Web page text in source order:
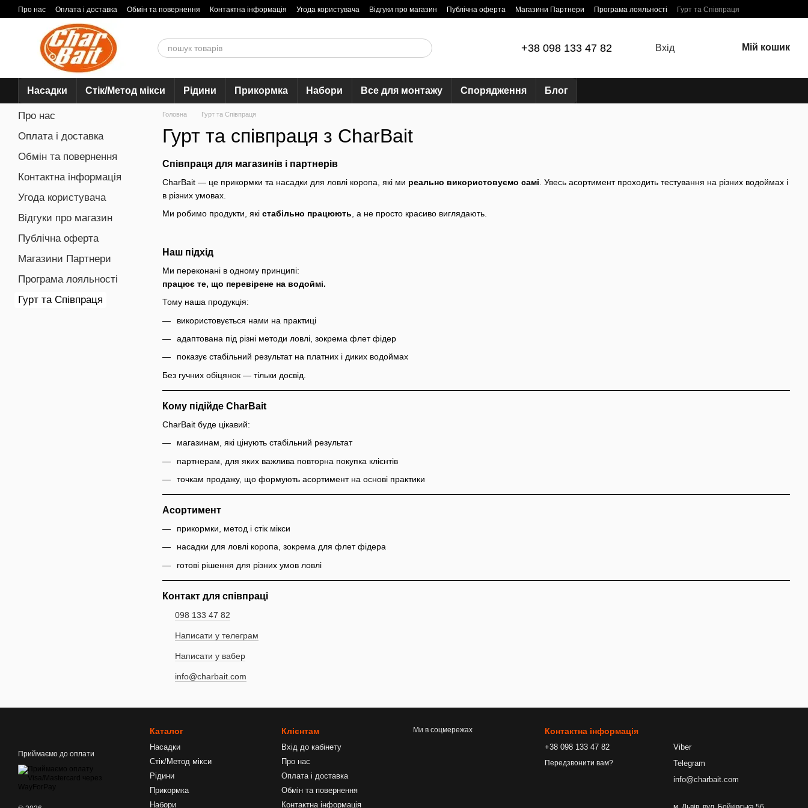
Перейти до основного контенту
Про нас Оплата і доставка Обмін та повернення Контактна інформація Угода користувача Відгуки про магазин Публічна оферта Магазини Партнери Програма лояльності Гурт та Співпраця
+38 098 133 47 82 Вхід Мій кошик
Насадки Стік/Метод мікси Рідини Прикормка Набори Все для монтажу Спорядження Блог
Головна Гурт та Співпраця
Гурт та співпраця з CharBait
Співпраця для магазинів і партнерів
CharBait — це прикормки та насадки для ловлі коропа, які ми реально використовуємо самі . Увесь асортимент проходить тестування на різних водоймах і
в різних умовах.
Ми робимо продукти, які стабільно працюють, а не просто красиво виглядають.
Наш підхід
Ми переконані в одному принципі:
працює те, що перевірене на водоймі.
Тому наша продукція:
використовується нами на практиці
адаптована під різні методи ловлі, зокрема флет фідер
показує стабільний результат на платних і диких водоймах
Без гучних обіцянок — тільки досвід.
Кому підійде CharBait
CharBait буде цікавий:
магазинам, які цінують стабільний результат
партнерам, для яких важлива повторна покупка клієнтів
точкам продажу, що формують асортимент на основі практики
Асортимент
прикормки, метод і стік мікси
насадки для ловлі коропа, зокрема для флет фідера
готові рішення для різних умов ловлі
Контакт для співпраці
098 133 47 82
Написати у телеграм
Написати у вабер
info@charbait.com
Про нас
Оплата і доставка
Обмін та повернення
Контактна інформація
Угода користувача
Відгуки про магазин
Публічна оферта
Магазини Партнери
Програма лояльності
Гурт та Співпраця
Приймаємо до оплати
Каталог
Насадки
Стік/Метод мікси
Рідини
Прикормка
Набори
Клієнтам
Вхід до кабінету
Про нас
Оплата і доставка
Обмін та повернення
Контактна інформація
Ми в соцмережах Контактна інформація
+38 098 133 47 82
Передзвонити вам?
Viber
Telegram
info@charbait.com